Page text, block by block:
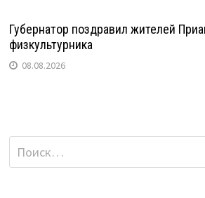
Губернатор поздравил жителей
физкультурника
08.08.2026
Найти: